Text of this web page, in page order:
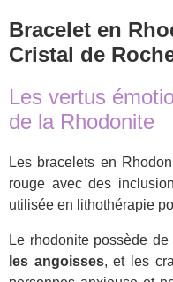
Bracelet en
Cristal de
Les vertus
de la Rhodonite
Les bracelets en
rouge avec des
utilisée en lithothérapie
Le rhodonite possède
les angoisses, et les